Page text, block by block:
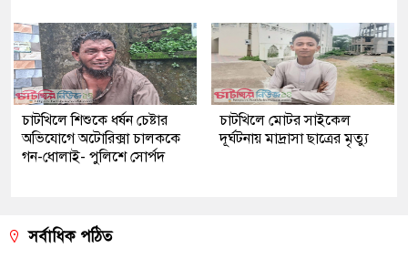
চাটখিলে শিশুকে ধর্ষন চেষ্টার
অভিযোগে অটোরিক্সা চালককে
গন-ধোলাই- পুলিশে সোর্পদ
চাটখিলে মোটর সাইকেল
দূর্ঘটনায় মাদ্রাসা ছাত্রের মৃত্যু
সর্বাধিক পঠিত